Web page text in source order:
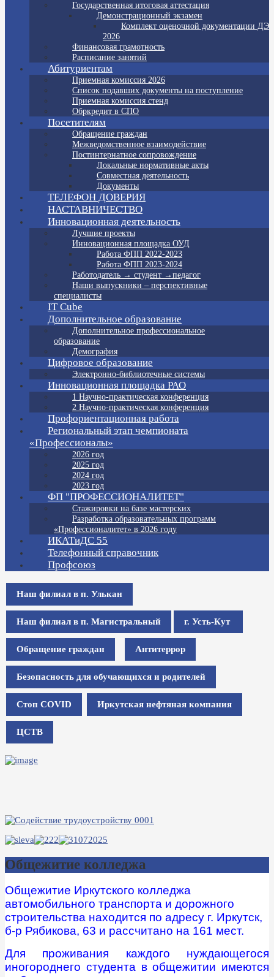
Государственная итоговая аттестация
Демонстрационный экзамен
Комплект оценочной документации ДЭ
2026
Финансовая грамотность
Расписание занятий
Абитуриентам
Приемная комиссия 2026
Список подавших документы на поступление
Приемная комиссия стенд
Обркредит в СПО
Посетителям
Обращение граждан
Межведомственное взаимодействие
Постинтернатное сопровождение
Локальные нормативные акты
Совместная деятельность
Документы
ТЕЛЕФОН ДОВЕРИЯ
НАСТАВНИЧЕСТВО
Инновационная деятельность
Лучшие проекты
Инновационная площадка ОУД
Работа ФПП 2022-2023
Работа ФПП 2023-2024
Работодатель → студент →педагог
Наши выпускники – перспективные
специалисты
IT Cube
Дополнительное образование
Дополнительное профессиональное
образование
Демография
Цифровое образование
Электронно-библиотечные системы
Инновационная площадка РАО
1 Научно-практическая конференция
2 Научно-практическая конференция
Профориентационная работа
Региональный этап чемпионата
«Профессионалы»
2026 год
2025 год
2024 год
2023 год
ФП "ПРОФЕССИОНАЛИТЕТ"
Стажировки на базе мастерских
Разработка образовательных программ
«Профессионалитет» в 2026 году
ИКАТиДС 55
Телефонный справочник
Профсоюз
Наш филиал в п. Улькан
Наш филиал в п. Магистральный г. Усть-Кут
Обращение граждан Антитеррор
Безопасность для обучающихся и родителей
Стоп COVID Иркутская нефтяная компания
ЦСТВ
Общежитие колледжа
Общежитие Иркутского колледжа
автомобильного транспорта и дорожного
строительства находится по адресу г. Иркутск,
б-р Рябикова, 63 и рассчитано на 161 мест.
Для проживания каждого нуждающегося
иногороднего студента в общежитии имеются